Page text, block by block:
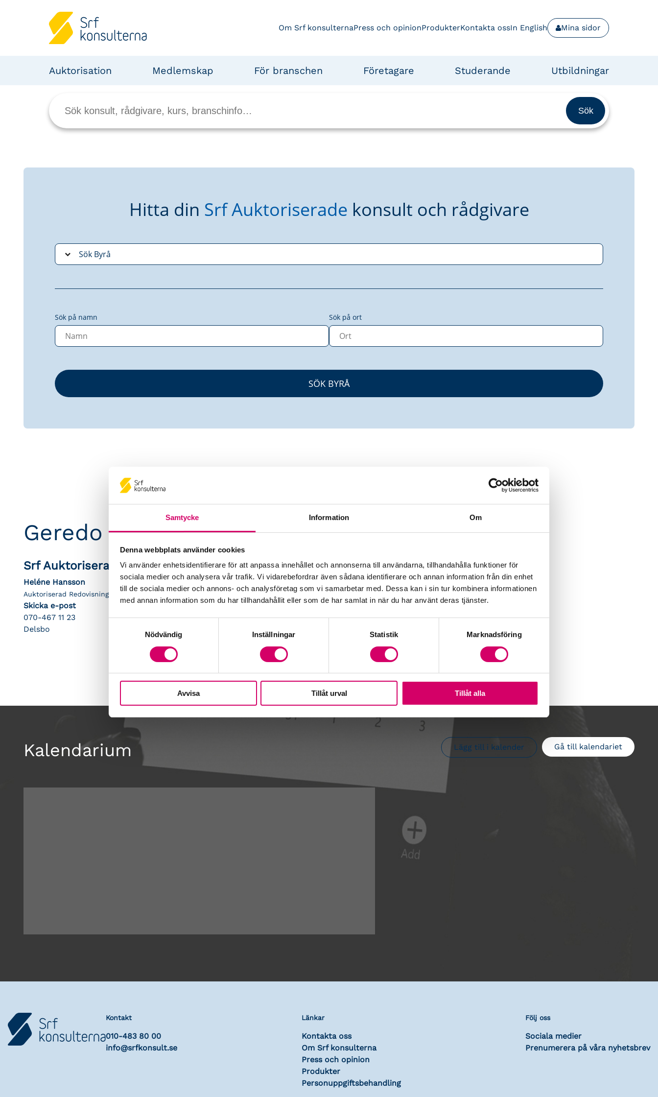
Samtycke Information Om
Denna webbplats använder cookies
Vi använder enhetsidentifierare för att anpassa innehållet och annonserna till användarna, tillhandahålla funktioner för
sociala medier och analysera vår trafik. Vi vidarebefordrar även sådana identifierare och annan information från din enhet
till de sociala medier och annons- och analysföretag som vi samarbetar med. Dessa kan i sin tur kombinera informationen
med annan information som du har tillhandahållit eller som de har samlat in när du har använt deras tjänster.
Nödvändig
Inställningar Statistik Marknadsföring
Avvisa Tillåt urval Tillåt alla
Om Srf konsulternaPress och opinionProdukterKontakta ossIn English Mina sidor
Auktorisation Medlemskap För branschen Företagare Studerande Utbildningar
Hitta din Srf Auktoriserade konsult och rådgivare
Sök på namn Sök på ort
Geredo Ekonomi & Redovisning AB
Srf Auktoriserade konsulter
Heléne Hansson
Auktoriserad Redovisningskonsult
Skicka e-post
070-467 11 23
Delsbo
Webbadress
geredo.se
Kalendarium Gå till kalendariet
Lägg till i kalender
Kontakt
010-483 80 00
info@srfkonsult.se
Länkar
Kontakta oss
Om Srf konsulterna
Press och opinion
Produkter
Personuppgiftsbehandling
Följ oss
Sociala medier
Prenumerera på våra nyhetsbrev